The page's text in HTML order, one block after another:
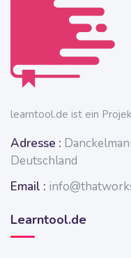
learntool.de ist ein
Adresse :
Deutschland
Email :
Learntool.de